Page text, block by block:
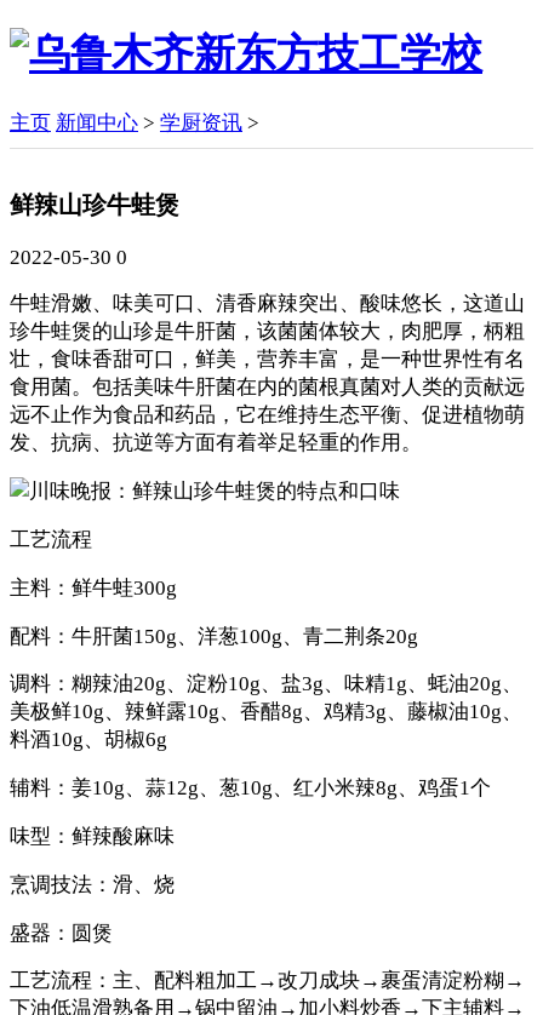
主页 新闻中心 > 学厨资讯 >
鲜辣山珍牛蛙煲
2022-05-30 0
牛蛙滑嫩、味美可口、清香麻辣突出、酸味悠长，这道山
珍牛蛙煲的山珍是牛肝菌，该菌菌体较大，肉肥厚，柄粗
壮，食味香甜可口，鲜美，营养丰富，是一种世界性有名
食用菌。包括美味牛肝菌在内的菌根真菌对人类的贡献远
远不止作为食品和药品，它在维持生态平衡、促进植物萌
发、抗病、抗逆等方面有着举足轻重的作用。
工艺流程
主料：鲜牛蛙300g
配料：牛肝菌150g、洋葱100g、青二荆条20g
调料：糊辣油20g、淀粉10g、盐3g、味精1g、蚝油20g、
美极鲜10g、辣鲜露10g、香醋8g、鸡精3g、藤椒油10g、
料酒10g、胡椒6g
辅料：姜10g、蒜12g、葱10g、红小米辣8g、鸡蛋1个
味型：鲜辣酸麻味
烹调技法：滑、烧
盛器：圆煲
工艺流程：主、配料粗加工→改刀成块→裹蛋清淀粉糊→
下油低温滑熟备用→锅中留油→加小料炒香→下主辅料→